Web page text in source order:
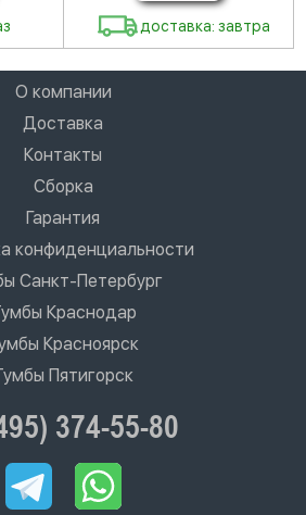
доставка: завтра
О компании
Доставка
Контакты
Сборка
Гарантия
конфиденциальности
Санкт-Петербург
Краснодар
Красноярск
Пятигорск
374-55-80